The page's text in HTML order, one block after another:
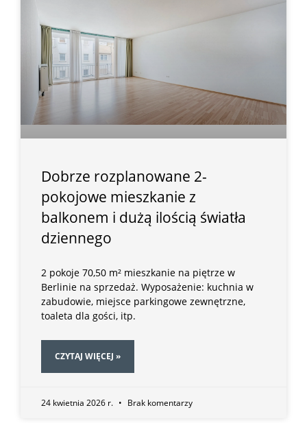
Dobrze rozplanowane 2-
pokojowe mieszkanie z
balkonem i dużą ilością światła
dziennego
2 pokoje 70,50 m² mieszkanie na piętrze w
Berlinie na sprzedaż. Wyposażenie: kuchnia w
zabudowie, miejsce parkingowe zewnętrzne,
toaleta dla gości, itp.
CZYTAJ WIĘCEJ »
24 kwietnia 2026 r. Brak komentarzy